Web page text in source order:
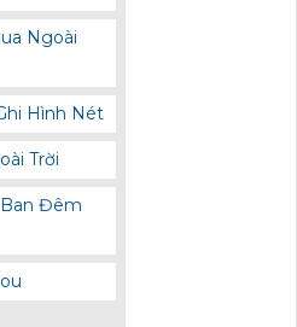
Ngoài
Hình Nét
Trời
Đêm